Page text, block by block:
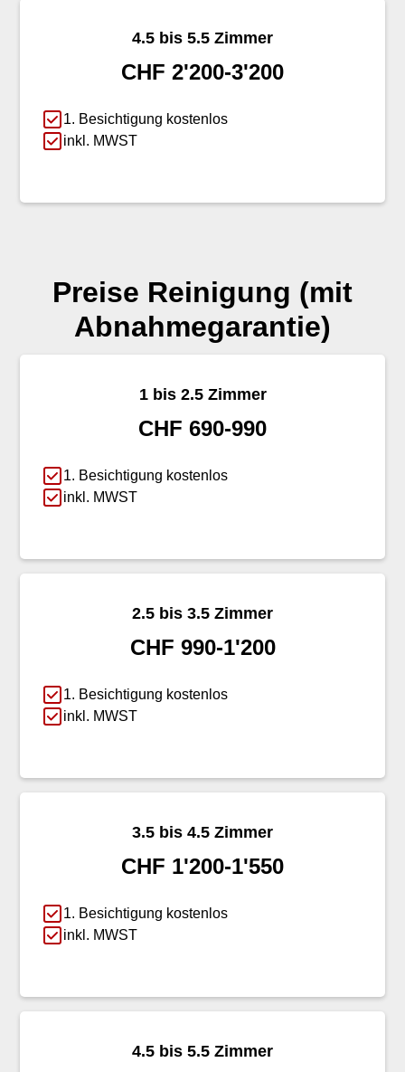
4.5 bis 5.5 Zimmer
CHF 2'200-3'200
1. Besichtigung kostenlos
inkl. MWST
Preise Reinigung (mit
Abnahmegarantie)
1 bis 2.5 Zimmer
CHF 690-990
1. Besichtigung kostenlos
inkl. MWST
2.5 bis 3.5 Zimmer
CHF 990-1'200
1. Besichtigung kostenlos
inkl. MWST
3.5 bis 4.5 Zimmer
CHF 1'200-1'550
1. Besichtigung kostenlos
inkl. MWST
4.5 bis 5.5 Zimmer